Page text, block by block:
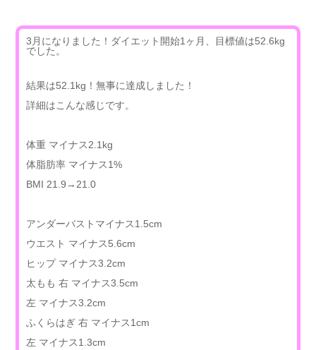
3月になりました！ダイエット開始1ヶ月、目標値は52.6kg
でした。
結果は52.1kg！無事に達成しました！
詳細はこんな感じです。
体重 マイナス2.1kg
体脂肪率 マイナス1%
BMI 21.9→21.0
アンダーバストマイナス1.5cm
ウエスト マイナス5.6cm
ヒップ マイナス3.2cm
太もも 右 マイナス3.5cm
左 マイナス3.2cm
ふくらはぎ 右 マイナス1cm
左 マイナス1.3cm